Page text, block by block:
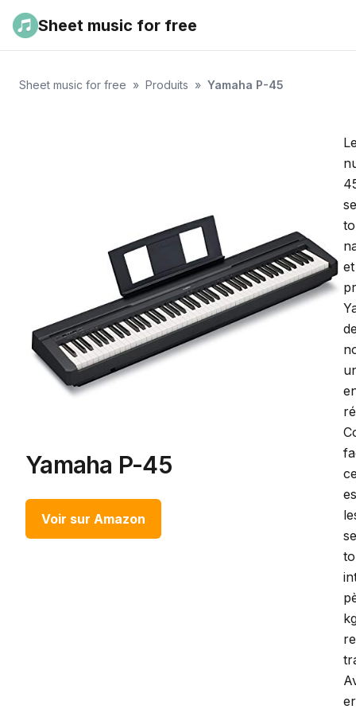
Sheet music for free
Sheet music for free » Produits » Yamaha P-45
Yamaha P-45
Voir sur Amazon